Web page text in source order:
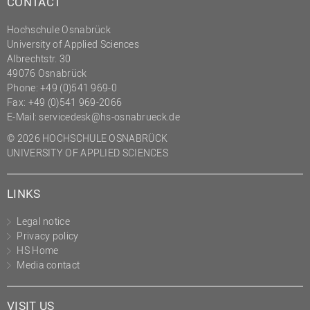
Prozessmanagement
Recht
Science to Business GmbH
Studierendensekretariat
Studium und Lehre
Transfer- und
Hochschule Osnabrück
University of Applied Sciences
Albrechtstr. 30
49076 Osnabrück
Phone: +49 (0)541 969-0
Fax: +49 (0)541 969-2066
E-Mail: servicedesk@hs-osnabrueck.de
© 2026 HOCHSCHULE OSNABRÜCK
UNIVERSITY OF APPLIED SCIENCES
LINKS
Legal notice
Privacy policy
HS Home
Media contact
VISIT US